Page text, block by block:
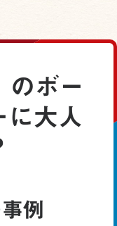
のボー
に大人
例